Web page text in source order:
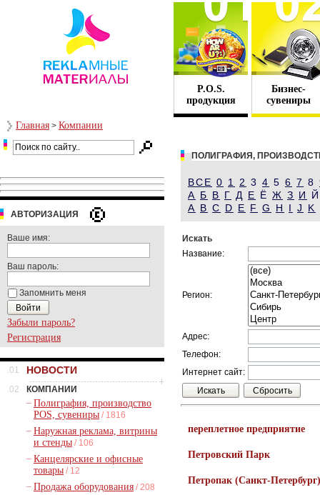
P.O.S.
продукция
Бизнес-
сувениры
Главная > Компании
АВТОРИЗАЦИЯ
Ваше имя:
Ваш пароль:
Запомнить меня
Забыли пароль?
Регистрация
.01 НОВОСТИ
.02
КОМПАНИИ
– Полиграфия, производство
POS, сувениры / 1816
– Наружная реклама, витрины
и стенды / 106
– Канцелярские и офисные
товары / 12
– Продажа оборудования / 208
ПОЛИГРАФИЯ,
ВСЕ 0 1 2 3 4 5 6 7 8
А Б В Г Д Е Ё Ж З И
A B C D E F G H I J K
Искать
Название:
Регион:
Адрес:
Телефон:
Интернет сайт:
переплетное предприятие
Петровский Парк
Петропак (Санкт-Петербург)